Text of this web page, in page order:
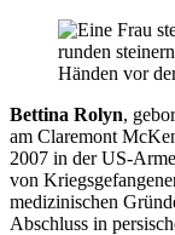
Bettina Rolyn,
am Claremont
2007 in der US-
von
medizinischen
Abschluss in